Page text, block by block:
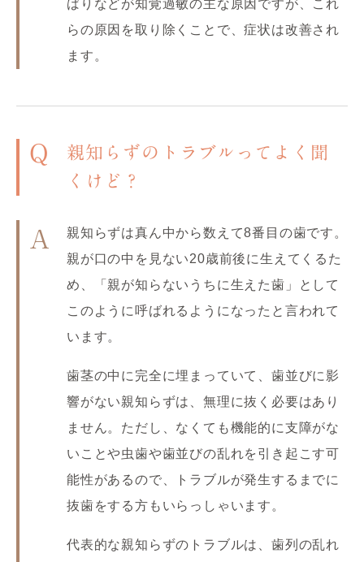
ばりなどが知覚過敏の主な原因ですが、これ
らの原因を取り除くことで、症状は改善され
ます。
Q
親知らずのトラブルってよく聞
くけど？
A
親知らずは真ん中から数えて8番目の歯です。
親が口の中を見ない20歳前後に生えてくるた
め、「親が知らないうちに生えた歯」として
このように呼ばれるようになったと言われて
います。
歯茎の中に完全に埋まっていて、歯並びに影
響がない親知らずは、無理に抜く必要はあり
ません。ただし、なくても機能的に支障がな
いことや虫歯や歯並びの乱れを引き起こす可
能性があるので、トラブルが発生するまでに
抜歯をする方もいらっしゃいます。
代表的な親知らずのトラブルは、歯列の乱れ